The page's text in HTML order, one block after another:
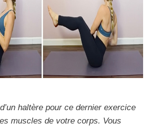
haltère pour ce dernier exercice
muscles de votre corps. Vous